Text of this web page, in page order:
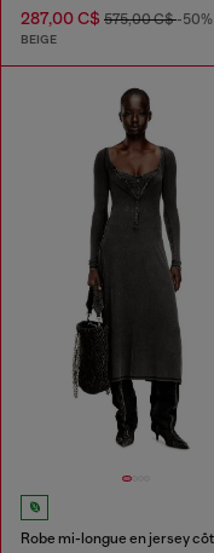
287,00 C$ 575,00 C$-50%
BEIGE